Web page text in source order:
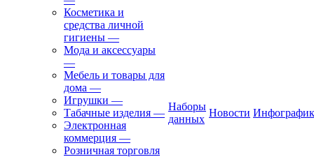
Косметика и
средства личной
гигиены —
Мода и аксессуары
—
Мебель и товары для
дома —
Игрушки —
Табачные изделия —
Электронная
коммерция —
Розничная торговля
Наборы
данных
Новости